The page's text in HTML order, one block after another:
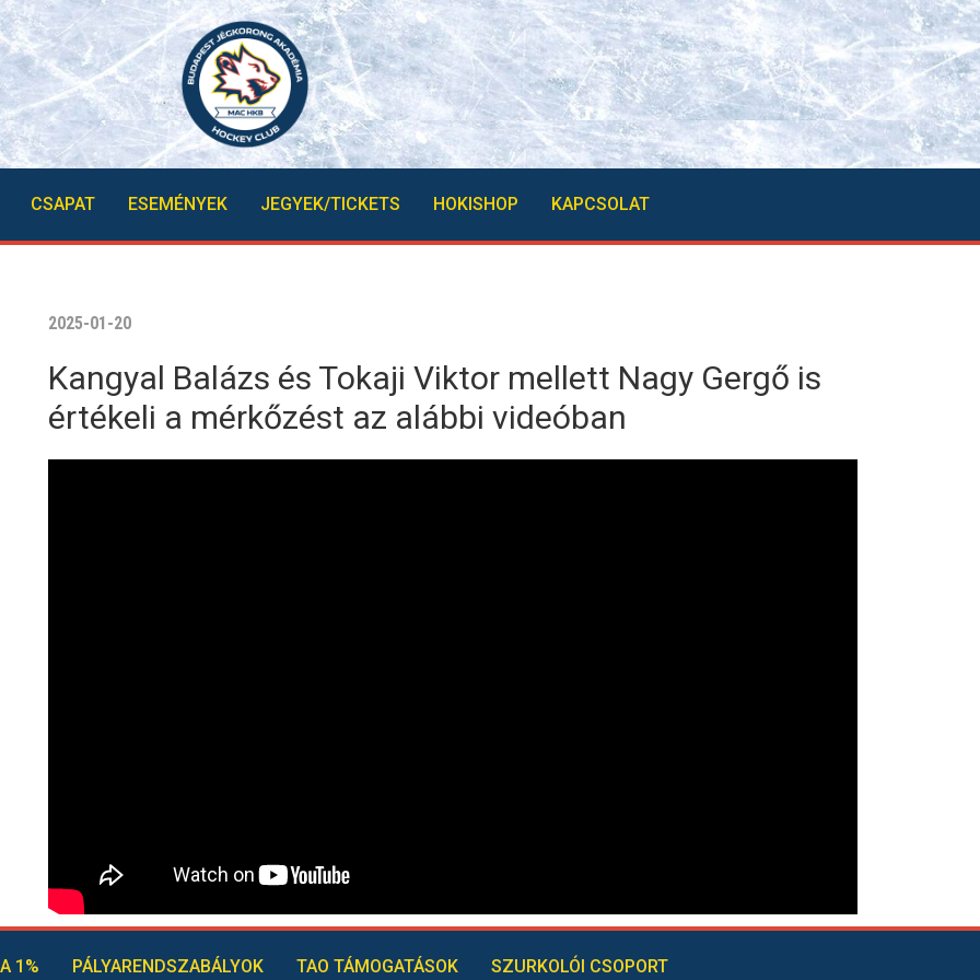
CSAPAT ESEMÉNYEK JEGYEK/TICKETS HOKISHOP KAPCSOLAT
2025-01-20
Kangyal Balázs és Tokaji Viktor mellett Nagy Gergő is
értékeli a mérkőzést az alábbi videóban
1% PÁLYARENDSZABÁLYOK TAO TÁMOGATÁSOK SZURKOLÓI CSOPORT